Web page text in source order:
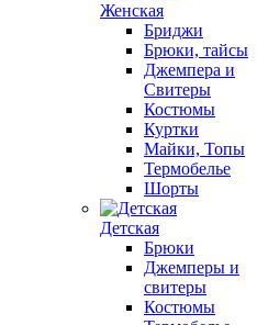
Женская
Бриджи
Брюки, тайсы
Джемпера и
Свитеры
Костюмы
Куртки
Майки, Топы
Термобелье
Шорты
Детская
Брюки
Джемперы и
свитеры
Костюмы